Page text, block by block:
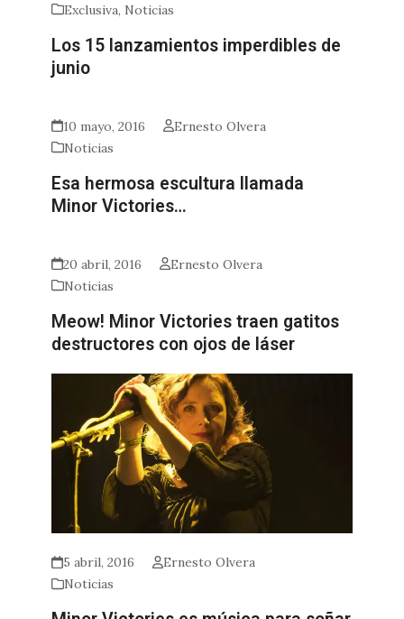
Exclusiva, Noticias
Los 15 lanzamientos imperdibles de
junio
10 mayo, 2016
Ernesto Olvera
Noticias
Esa hermosa escultura llamada
Minor Victories…
20 abril, 2016
Ernesto Olvera
Noticias
Meow! Minor Victories traen gatitos
destructores con ojos de láser
5 abril, 2016
Ernesto Olvera
Noticias